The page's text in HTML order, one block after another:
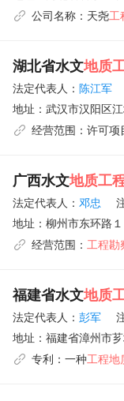
公司名称： 天尧工
湖北省水文地质
法定代表人： 陈江军
地址： 武汉市汉阳区
经营范围： 许可项
广西水文地质工
法定代表人： 邓忠
地址： 柳州市东环路
经营范围： 工程勘
福建省水文地质
法定代表人： 彭军
地址： 福建省漳州市
专利： 一种工程地